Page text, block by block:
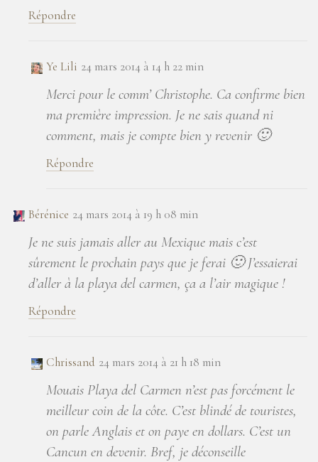
Répondre
Ye Lili 24 mars 2014 à 14 h 22 min
Merci pour le comm’ Christophe. Ca confirme bien
ma première impression. Je ne sais quand ni
comment, mais je compte bien y revenir 🙂
Répondre
Bérénice 24 mars 2014 à 19 h 08 min
Je ne suis jamais aller au Mexique mais c’est
sûrement le prochain pays que je ferai 🙂 J’essaierai
d’aller à la playa del carmen, ça a l’air magique !
Répondre
Chrissand 24 mars 2014 à 21 h 18 min
Mouais Playa del Carmen n’est pas forcément le
meilleur coin de la côte. C’est blindé de touristes,
on parle Anglais et on paye en dollars. C’est un
Cancun en devenir. Bref, je déconseille